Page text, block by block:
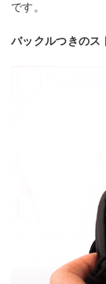
です。
バックルつきのス